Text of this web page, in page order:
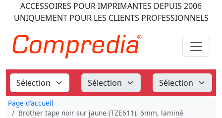
ACCESSOIRES POUR IMPRIMANTES DEPUIS 2006
UNIQUEMENT POUR LES CLIENTS PROFESSIONNELS
Page d'accueil
Brother tape noir sur jaune (TZE611), 6mm, laminé